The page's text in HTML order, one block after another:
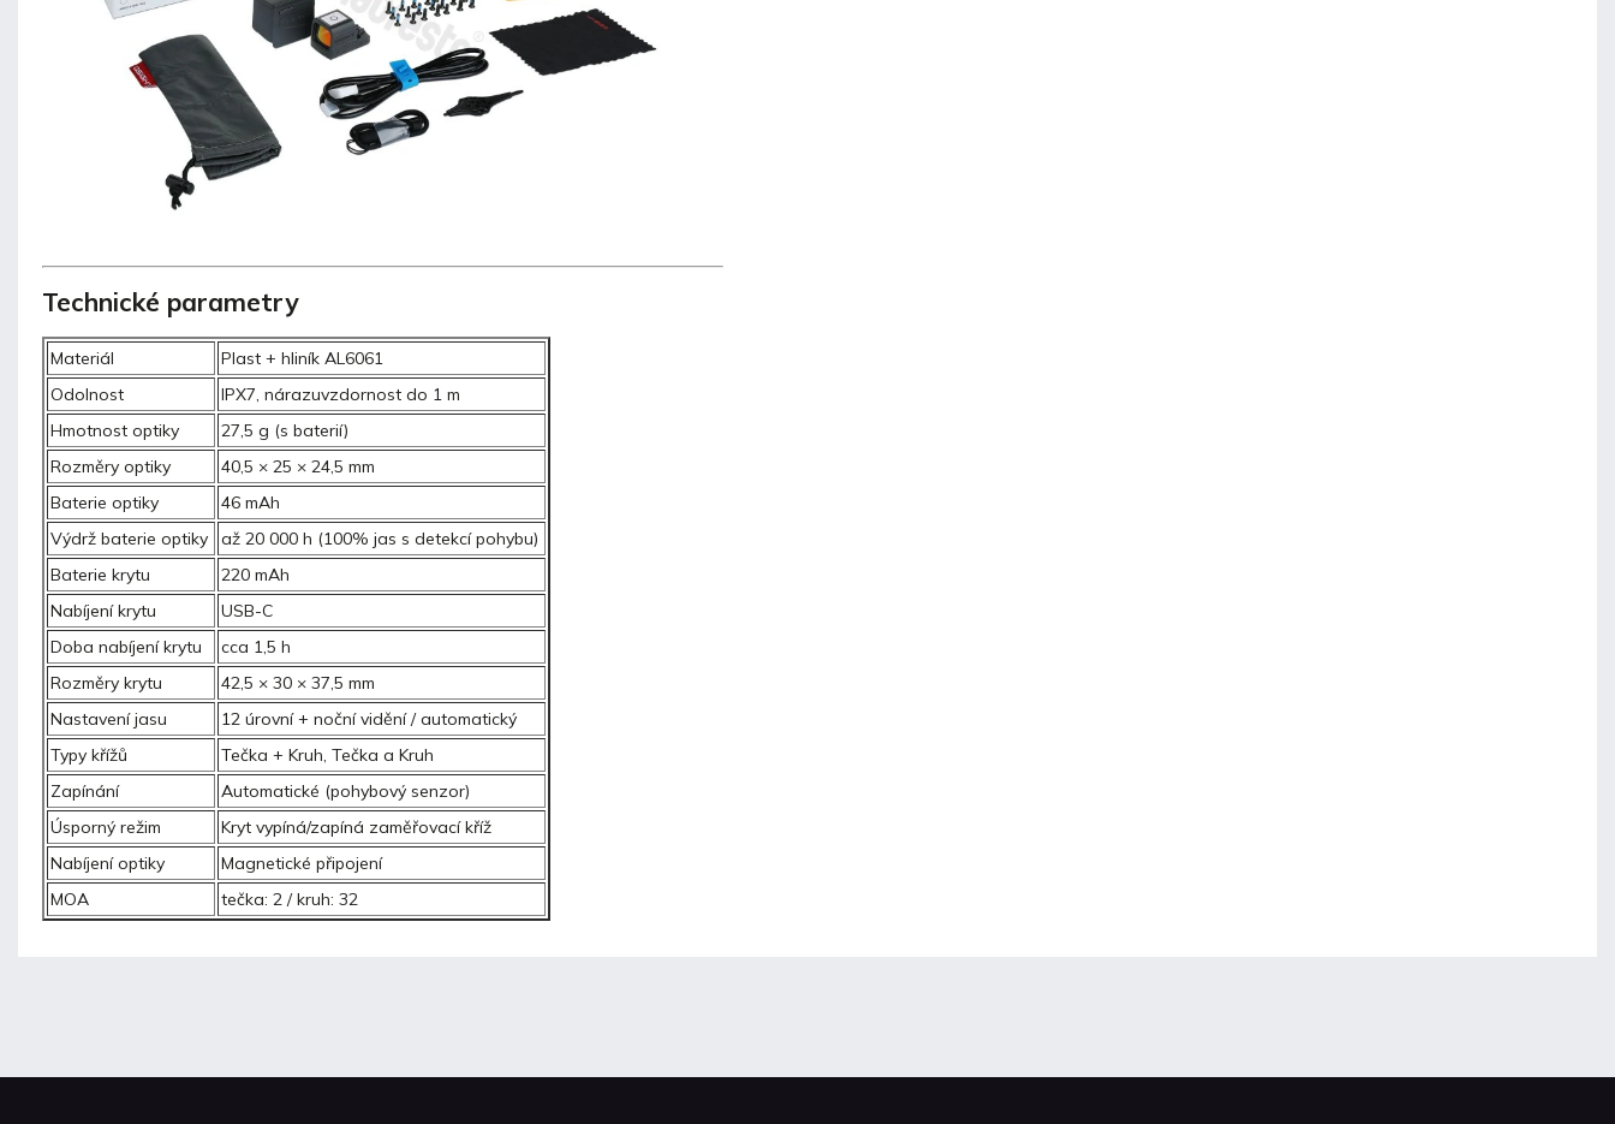
Technické parametry
Materiál
Plast + hliník AL6061
Odolnost
IPX7, nárazuvzdornost do 1 m
Hmotnost optiky
27,5 g (s baterií)
Rozměry optiky
40,5 × 25 × 24,5 mm
Baterie optiky
46 mAh
Výdrž baterie optiky
až 20 000 h (100% jas s detekcí pohybu)
Baterie krytu
220 mAh
Nabíjení krytu
USB-C
Doba nabíjení krytu
cca 1,5 h
Rozměry krytu
42,5 × 30 × 37,5 mm
Nastavení jasu
12 úrovní + noční vidění / automatický
Typy křížů
Tečka + Kruh, Tečka a Kruh
Zapínání
Automatické (pohybový senzor)
Úsporný režim
Kryt vypíná/zapíná zaměřovací kříž
Nabíjení optiky
Magnetické připojení
MOA
tečka: 2 / kruh: 32